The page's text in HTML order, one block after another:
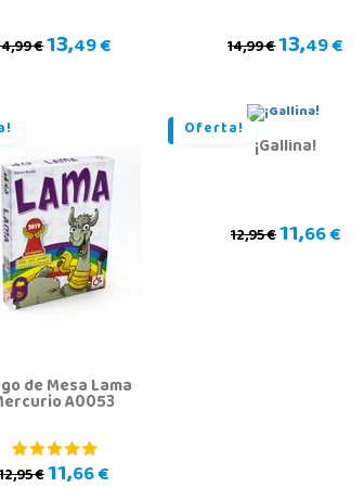
€13,49 € 14,99 €13,49 €
de Mesa Lama
A0053
12,95 €11,66 €
Oferta!
¡Gallina!
12,95 €11,66 €